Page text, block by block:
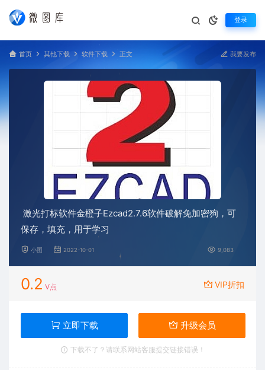
登录
首页 其他下载 软件下载 正文 我要发布
激光打标软件金橙子Ezcad2.7.6软件破解免加密狗，可
保存，填充，用于学习
小图 2022-10-01 9,083
0.2 V点 VIP折扣
立即下载 升级会员
下载不了？请联系网站客服提交链接错误！